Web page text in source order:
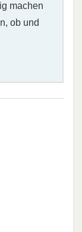
machen
ob und